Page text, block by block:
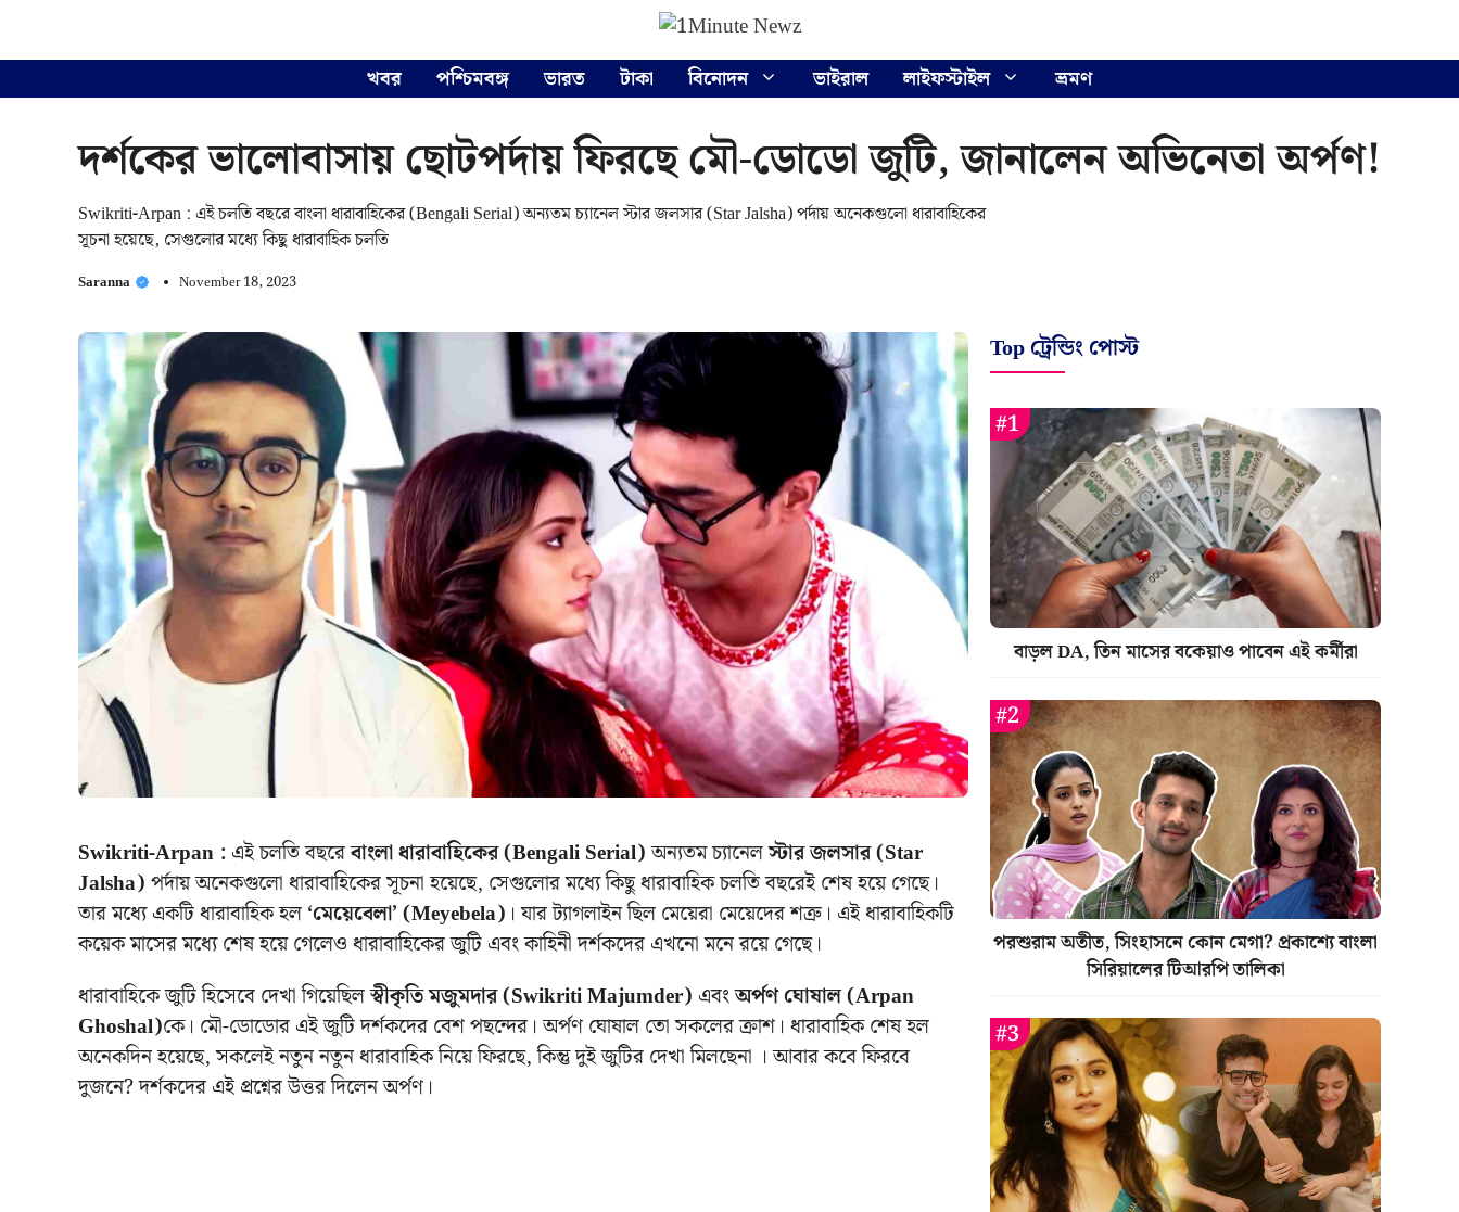
খবর পশ্চিমবঙ্গ ভারত টাকা বিনোদন ভাইরাল লাইফস্টাইল ভ্রমণ
দর্শকের ভালোবাসায় ছোটপর্দায় ফিরছে মৌ-ডোডো জুটি, জানালেন অভিনেতা অর্পণ!
Swikriti-Arpan : এই চলতি বছরে বাংলা ধারাবাহিকের (Bengali Serial) অন্যতম চ্যানেল স্টার জলসার (Star Jalsha) পর্দায় অনেকগুলো ধারাবাহিকের
সূচনা হয়েছে, সেগুলোর মধ্যে কিছু ধারাবাহিক চলতি
Saranna November 18, 2023
Swikriti-Arpan : এই চলতি বছরেবাংলা ধারাবাহিকের (Bengali Serial)অন্যতম চ্যানেলস্টার জলসার (Star
Jalsha)পর্দায় অনেকগুলো ধারাবাহিকের সূচনা হয়েছে, সেগুলোর মধ্যে কিছু ধারাবাহিক চলতি বছরেই শেষ হয়ে গেছে।
তার মধ্যে একটি ধারাবাহিক হল‘মেয়েবেলা’ (Meyebela) । যার ট্যাগলাইন ছিল মেয়েরা মেয়েদের শত্রু। এই ধারাবাহিকটি
কয়েক মাসের মধ্যে শেষ হয়ে গেলেও ধারাবাহিকের জুটি এবং কাহিনী দর্শকদের এখনো মনে রয়ে গেছে।
ধারাবাহিকে জুটি হিসেবে দেখা গিয়েছিলস্বীকৃতি মজুমদার (Swikriti Majumder) এবংঅর্পণ ঘোষাল (Arpan
Ghoshal)কে। মৌ-ডোডোর এই জুটি দর্শকদের বেশ পছন্দের। অর্পণ ঘোষাল তো সকলের ক্রাশ। ধারাবাহিক শেষ হল
অনেকদিন হয়েছে, সকলেই নতুন নতুন ধারাবাহিক নিয়ে ফিরছে, কিন্তু দুই জুটির দেখা মিলছেনা । আবার কবে ফিরবে
দুজনে? দর্শকদের এই প্রশ্নের উত্তর দিলেন অর্পণ।
Top ট্রেন্ডিং পোস্ট
বাড়ল DA, তিন মাসের বকেয়াও পাবেন এই কর্মীরা
পরশুরাম অতীত, সিংহাসনে কোন মেগা? প্রকাশ্যে বাংলা
সিরিয়ালের টিআরপি তালিকা